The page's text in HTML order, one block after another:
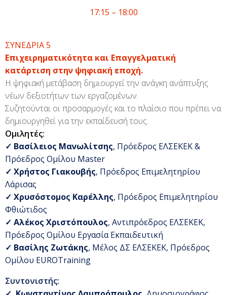
17:15 – 18:00
ΣΥΝΕΔΡΙΑ 5
Επιχειρηματικότητα και Επαγγελματική
κατάρτιση στην ψηφιακή εποχή.
Η ψηφιακή μετάβαση δημιουργεί την ανάγκη ανάπτυξης
νέων δεξιοτήτων των εργαζομένων.
Συζητούνται οι προσαρμογές και το πλαίσιο που πρέπει να
δημιουργηθεί για την εκπαίδευσή τους.
Ομιλητές:
✓ Βασίλειος Μανωλίτσης, Πρόεδρος ΕΛΣΕΚΕΚ &
Πρόεδρος Ομίλου Master
✓ Χρήστος Γιακουβής, Πρόεδρος Επιμελητηρίου
Λάρισας
✓ Χρυσόστομος Καρέλλης, Πρόεδρος Επιμελητηρίου
Φθιώτιδος
✓ Αλέκος Χριστόπουλος, Αντιπρόεδρος ΕΛΣΕΚΕΚ,
Πρόεδρος Ομίλου Εργασία Εκπαιδευτική
✓ Βασίλης Ζωτάκης, Μέλος ΔΣ ΕΛΣΕΚΕΚ, Πρόεδρος
Ομίλου EUROTraining
Συντονιστής: